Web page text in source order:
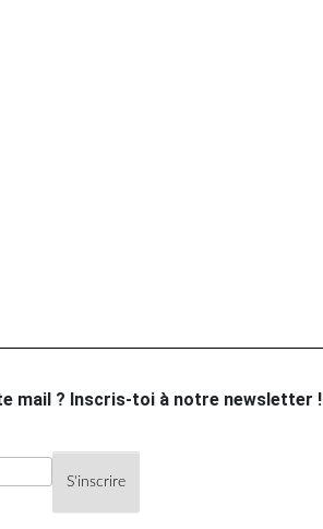
mail ? Inscris-toi à notre newsletter !